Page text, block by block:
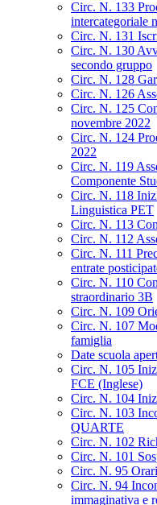
Circ. N. 133
intercategoriale
Circ. N. 131
Circ. N. 130
secondo gruppo
Circ. N. 128
Circ. N. 126
Circ. N. 125
novembre 2022
Circ. N. 124
2022
Circ. N. 119
Componente
Circ. N. 118
Linguistica PET
Circ. N. 113
Circ. N. 112
Circ. N. 111
entrate
Circ. N. 110
straordinario 3B
Circ. N. 109
Circ. N. 107
famiglia
Date scuola
Circ. N. 105
FCE (Inglese)
Circ. N. 104
Circ. N. 103
QUARTE
Circ. N. 102
Circ. N. 101
Circ. N. 95
Circ. N. 94
immaginativa e